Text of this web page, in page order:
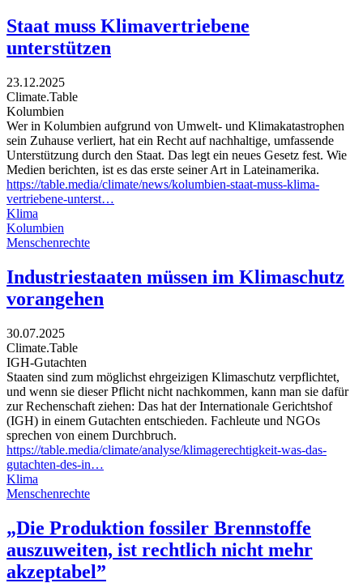
Staat muss Klimavertriebene
unterstützen
23.12.2025
Climate.Table
Kolumbien
Wer in Kolumbien aufgrund von Umwelt- und Klimakatastrophen
sein Zuhause verliert, hat ein Recht auf nachhaltige, umfassende
Unterstützung durch den Staat. Das legt ein neues Gesetz fest. Wie
Medien berichten, ist es das erste seiner Art in Lateinamerika.
https://table.media/climate/news/kolumbien-staat-muss-klima-
vertriebene-unterst…
Klima
Kolumbien
Menschenrechte
Industriestaaten müssen im Klimaschutz
vorangehen
30.07.2025
Climate.Table
IGH-Gutachten
Staaten sind zum möglichst ehrgeizigen Klimaschutz verpflichtet,
und wenn sie dieser Pflicht nicht nachkommen, kann man sie dafür
zur Rechenschaft ziehen: Das hat der Internationale Gerichtshof
(IGH) in einem Gutachten entschieden. Fachleute und NGOs
sprechen von einem Durchbruch.
https://table.media/climate/analyse/klimagerechtigkeit-was-das-
gutachten-des-in…
Klima
Menschenrechte
„Die Produktion fossiler Brennstoffe
auszuweiten, ist rechtlich nicht mehr
akzeptabel”